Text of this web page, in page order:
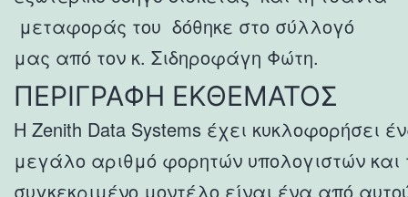
μεταφοράς του δόθηκε στο σύλλογό
μας από τον κ. Σιδηροφάγη Φώτη.
ΠΕΡΙΓΡΑΦΗ ΕΚΘΕΜΑΤΟΣ
Η Zenith Data Systems έχει κυκλοφορήσει
μεγάλο αριθμό φορητών υπολογιστών και
συγκεκριμένο μοντέλο είναι ένα από